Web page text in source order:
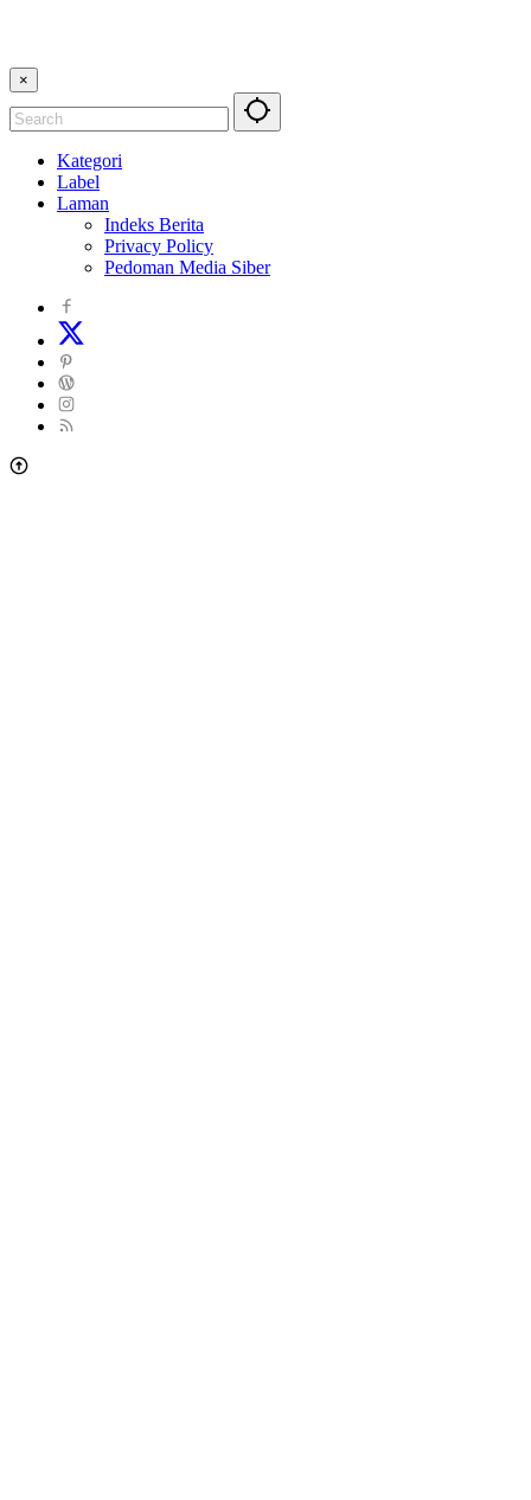
×
Kategori
Label
Laman
Indeks Berita
Privacy Policy
Pedoman Media Siber